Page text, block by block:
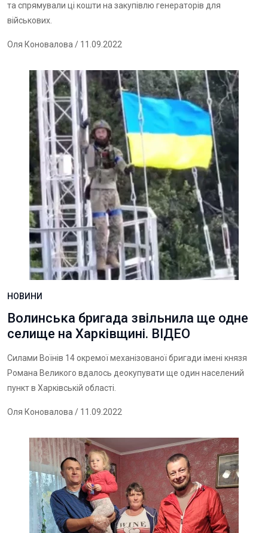
та спрямували ці кошти на закупівлю генераторів для
військових.
Оля Коновалова / 11.09.2022
НОВИНИ
Волинська бригада звільнила ще одне
селище на Харківщині. ВІДЕО
Силами Воїнів 14 окремої механізованої бригади імені князя
Романа Великого вдалось деокупувати ще один населений
пункт в Харківській області.
Оля Коновалова / 11.09.2022